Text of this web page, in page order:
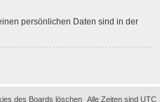
persönlichen Daten sind in der
Alle Zeiten sind UTC
des Boards löschen